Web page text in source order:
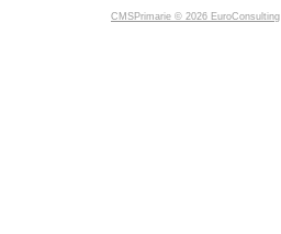
CMSPrimarie © 2026 EuroConsulting